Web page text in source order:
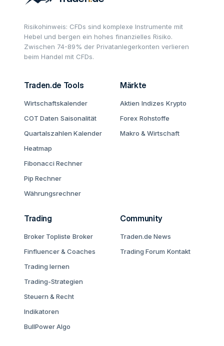
Risikohinweis: CFDs sind komplexe Instrumente mit
Hebel und bergen ein hohes finanzielles Risiko.
Zwischen 74-89% der Privatanlegerkonten verlieren
beim Handel mit CFDs.
Traden.de Tools
Wirtschaftskalender
COT Daten Saisonalität
Quartalszahlen Kalender
Heatmap
Fibonacci Rechner
Pip Rechner
Währungsrechner
Märkte
Aktien Indizes Krypto
Forex Rohstoffe
Makro & Wirtschaft
Trading
Broker Topliste Broker
Finfluencer & Coaches
Trading lernen
Trading-Strategien
Steuern & Recht
Indikatoren
BullPower Algo
Community
Traden.de News
Trading Forum Kontakt